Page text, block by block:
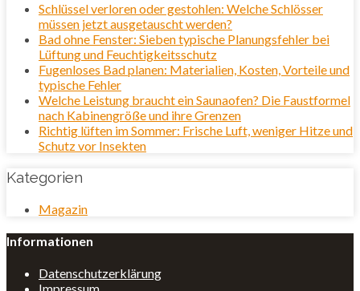
Schlüssel verloren oder gestohlen: Welche Schlösser
müssen jetzt ausgetauscht werden?
Bad ohne Fenster: Sieben typische Planungsfehler bei
Lüftung und Feuchtigkeitsschutz
Fugenloses Bad planen: Materialien, Kosten, Vorteile und
typische Fehler
Welche Leistung braucht ein Saunaofen? Die Faustformel
nach Kabinengröße und ihre Grenzen
Richtig lüften im Sommer: Frische Luft, weniger Hitze und
Schutz vor Insekten
Kategorien
Magazin
Informationen
Datenschutzerklärung